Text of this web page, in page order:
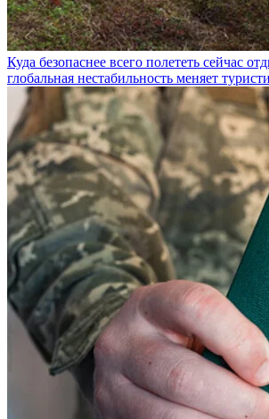
Куда безопаснее всего полететь сейчас
глобальная нестабильность меняет